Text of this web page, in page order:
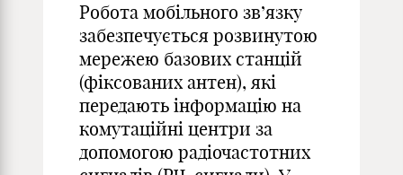
Робота мобільного зв’язку
забезпечується розвинутою
мережею базових станцій
(фіксованих антен), які
передають інформацію на
комутаційні центри за
допомогою радіочастотних